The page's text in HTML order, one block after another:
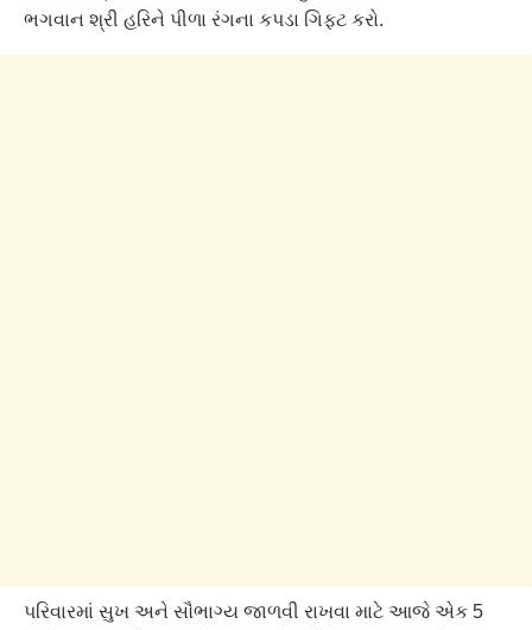
ભગવાન શ્રી હરિને પીળા રંગના કપડા ગિફ્ટ કરો.
પરિવારમાં સુખ અને સૌભાગ્ય જાળવી રાખવા માટે આજે એક 5